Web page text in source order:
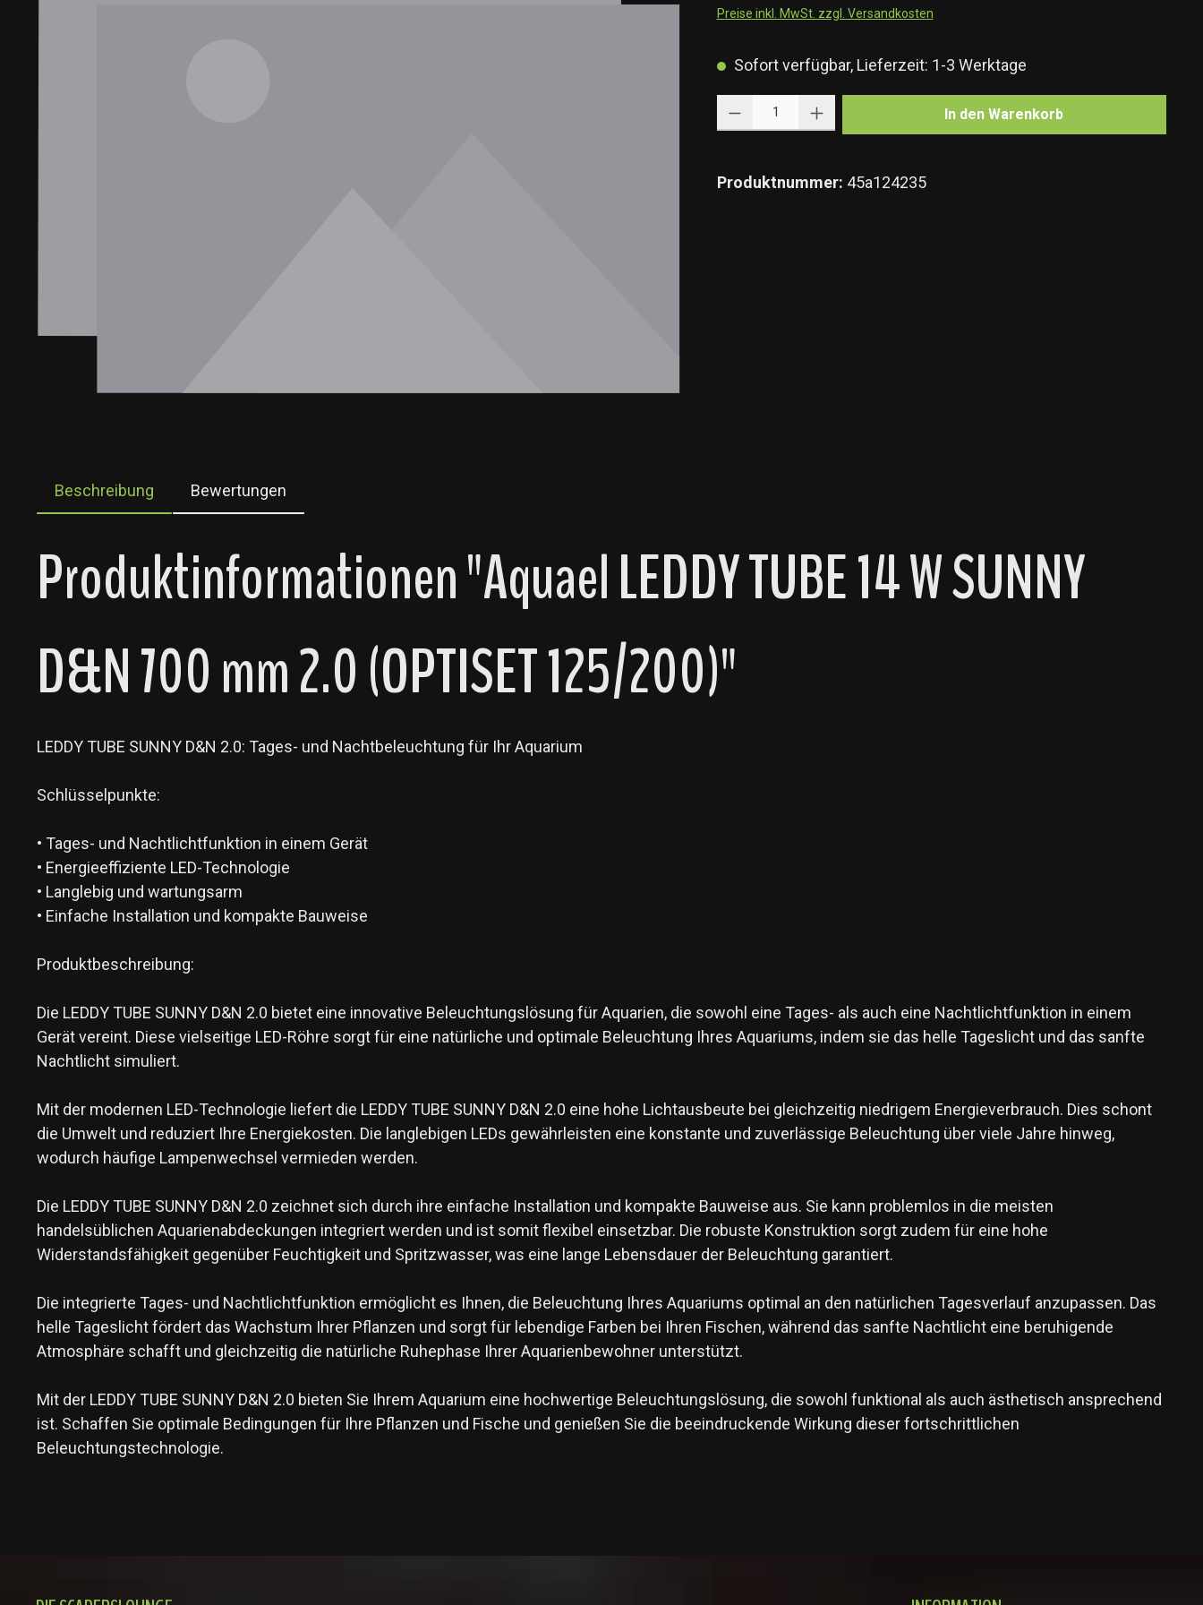
Preise inkl. MwSt. zzgl. Versandkosten
Sofort verfügbar, Lieferzeit: 1-3 Werktage
In den Warenkorb
Produktnummer: 45a124235
Beschreibung Bewertungen
Produktinformationen "Aquael LEDDY TUBE 14 W SUNNY
D&N 700 mm 2.0 (OPTISET 125/200)"
LEDDY TUBE SUNNY D&N 2.0: Tages- und Nachtbeleuchtung für Ihr Aquarium
Schlüsselpunkte:
• Tages- und Nachtlichtfunktion in einem Gerät
• Energieeffiziente LED-Technologie
• Langlebig und wartungsarm
• Einfache Installation und kompakte Bauweise
Produktbeschreibung:
Die LEDDY TUBE SUNNY D&N 2.0 bietet eine innovative Beleuchtungslösung für Aquarien, die sowohl eine Tages- als auch eine Nachtlichtfunktion in einem
Gerät vereint. Diese vielseitige LED-Röhre sorgt für eine natürliche und optimale Beleuchtung Ihres Aquariums, indem sie das helle Tageslicht und das sanfte
Nachtlicht simuliert.
Mit der modernen LED-Technologie liefert die LEDDY TUBE SUNNY D&N 2.0 eine hohe Lichtausbeute bei gleichzeitig niedrigem Energieverbrauch. Dies schont
die Umwelt und reduziert Ihre Energiekosten. Die langlebigen LEDs gewährleisten eine konstante und zuverlässige Beleuchtung über viele Jahre hinweg,
wodurch häufige Lampenwechsel vermieden werden.
Die LEDDY TUBE SUNNY D&N 2.0 zeichnet sich durch ihre einfache Installation und kompakte Bauweise aus. Sie kann problemlos in die meisten
handelsüblichen Aquarienabdeckungen integriert werden und ist somit flexibel einsetzbar. Die robuste Konstruktion sorgt zudem für eine hohe
Widerstandsfähigkeit gegenüber Feuchtigkeit und Spritzwasser, was eine lange Lebensdauer der Beleuchtung garantiert.
Die integrierte Tages- und Nachtlichtfunktion ermöglicht es Ihnen, die Beleuchtung Ihres Aquariums optimal an den natürlichen Tagesverlauf anzupassen. Das
helle Tageslicht fördert das Wachstum Ihrer Pflanzen und sorgt für lebendige Farben bei Ihren Fischen, während das sanfte Nachtlicht eine beruhigende
Atmosphäre schafft und gleichzeitig die natürliche Ruhephase Ihrer Aquarienbewohner unterstützt.
Mit der LEDDY TUBE SUNNY D&N 2.0 bieten Sie Ihrem Aquarium eine hochwertige Beleuchtungslösung, die sowohl funktional als auch ästhetisch ansprechend
ist. Schaffen Sie optimale Bedingungen für Ihre Pflanzen und Fische und genießen Sie die beeindruckende Wirkung dieser fortschrittlichen
Beleuchtungstechnologie.